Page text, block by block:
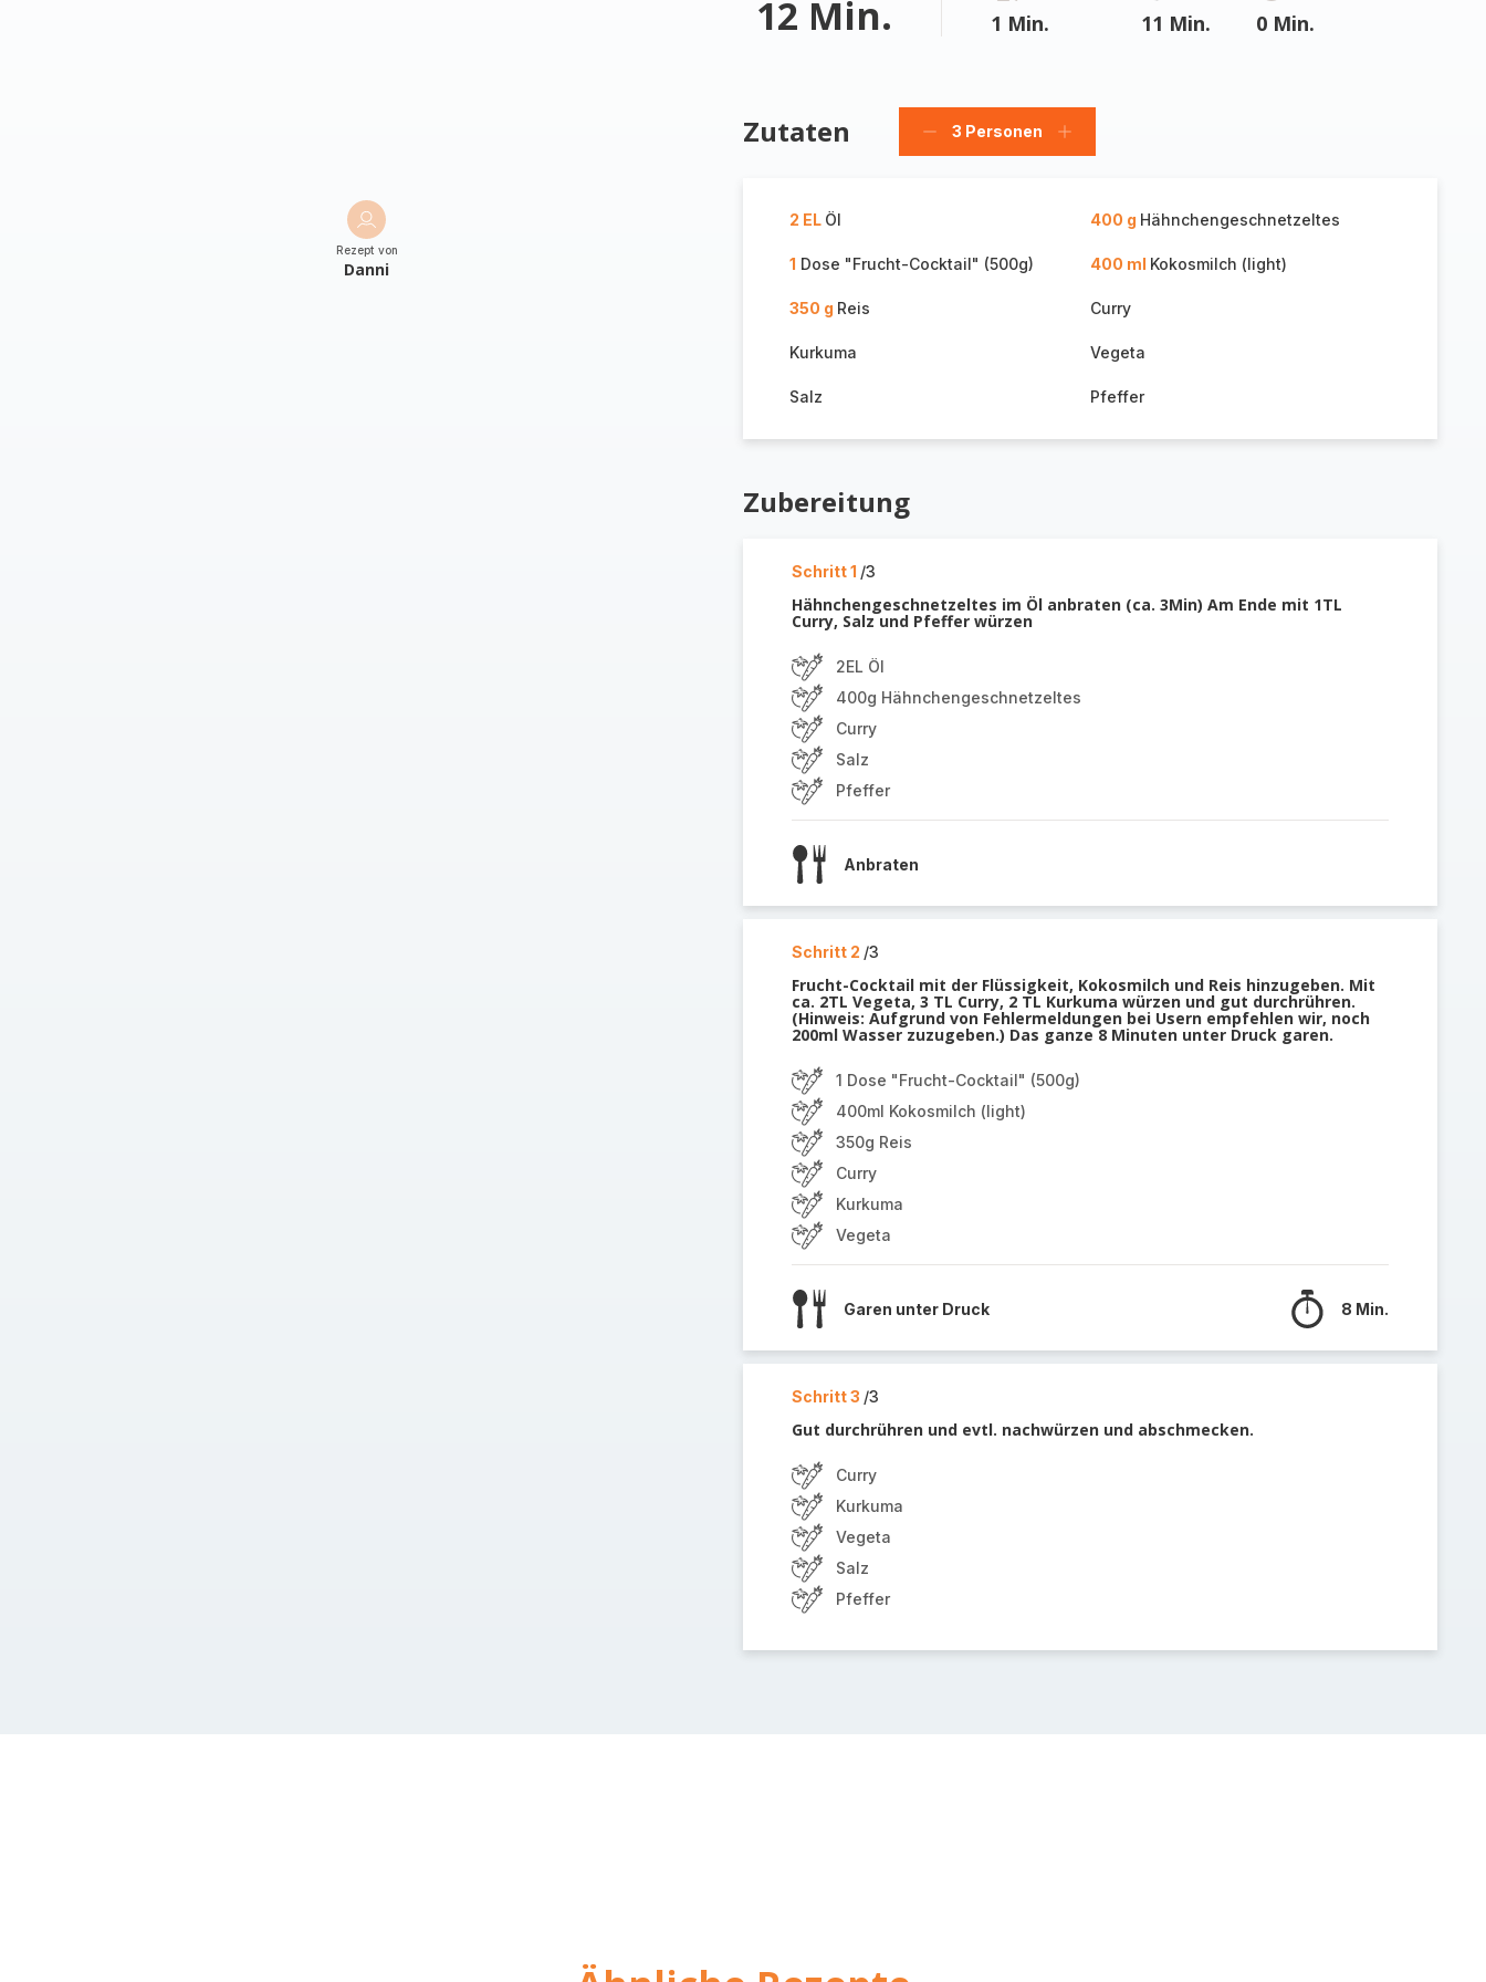
Rezept von
Danni
12 Min. 1 Min. 11 Min. 0 Min.
Zutaten
Personen
3 Personen
Personen
2 EL Öl 400 g Hähnchengeschnetzeltes
1 Dose "Frucht-Cocktail" (500g) 400 ml Kokosmilch (light)
350 g Reis Curry
Kurkuma Vegeta
Salz Pfeffer
Zubereitung
Schritt 1 /3
Hähnchengeschnetzeltes im Öl anbraten (ca. 3Min) Am Ende mit 1TL
Curry, Salz und Pfeffer würzen
2EL Öl
400g Hähnchengeschnetzeltes
Curry
Salz
Pfeffer
Anbraten
Schritt 2 /3
Frucht-Cocktail mit der Flüssigkeit, Kokosmilch und Reis hinzugeben. Mit
ca. 2TL Vegeta, 3 TL Curry, 2 TL Kurkuma würzen und gut durchrühren.
(Hinweis: Aufgrund von Fehlermeldungen bei Usern empfehlen wir, noch
200ml Wasser zuzugeben.) Das ganze 8 Minuten unter Druck garen.
1 Dose "Frucht-Cocktail" (500g)
400ml Kokosmilch (light)
350g Reis
Curry
Kurkuma
Vegeta
Garen unter Druck 8 Min.
Schritt 3 /3
Gut durchrühren und evtl. nachwürzen und abschmecken.
Curry
Kurkuma
Vegeta
Salz
Pfeffer